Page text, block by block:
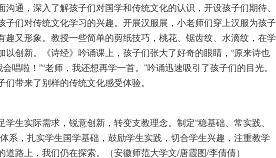
通，深入了解孩子们对国学和传统文化的认识，开设孩子们期待、
子们对传统文化学习的兴趣。开展汉服展，小老师们穿上汉服为孩子
趣又形象。教授一些简单的剪纸技巧，桃花、锯齿纹、水滴纹，在学
以创新。《诗经》吟诵课上，孩子们张大了好奇的眼睛，“原来诗也
唱啦！”“老师，我还想再学一首。”吟诵迅速吸引了孩子们的目光。
带来了别样的传统文化感受体验。
生实际需求，锐意创新，转变支教理念。制定“稳基础、常实践、
系，扎实学生国学基础，鼓励学生实践，切合学生兴趣，注重教学
路上，我们仍在探索。（安徽师范大学文/唐霞图/李倩倩）